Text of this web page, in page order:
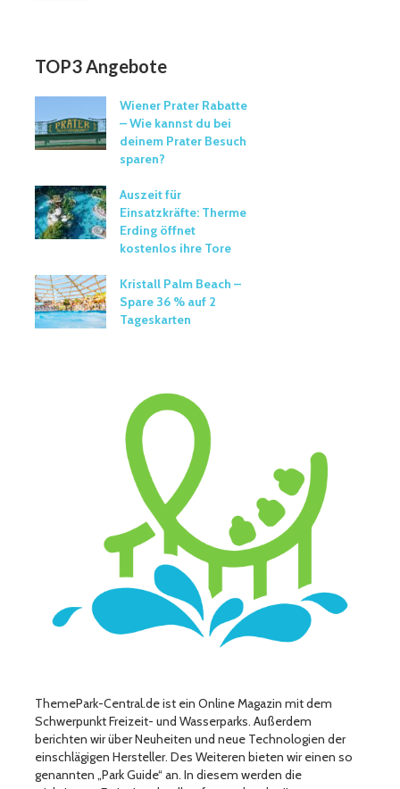
TOP3 Angebote
Wiener Prater Rabatte
– Wie kannst du bei
deinem Prater Besuch
sparen?
Auszeit für
Einsatzkräfte: Therme
Erding öffnet
kostenlos ihre Tore
Kristall Palm Beach –
Spare 36 % auf 2
Tageskarten
ThemePark-Central.de ist ein Online Magazin mit dem
Schwerpunkt Freizeit- und Wasserparks. Außerdem
berichten wir über Neuheiten und neue Technologien der
einschlägigen Hersteller. Des Weiteren bieten wir einen so
genannten „Park Guide“ an. In diesem werden die